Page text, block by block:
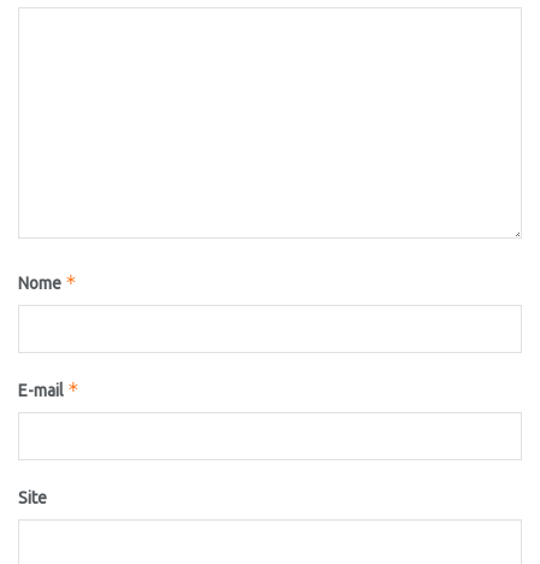
Nome *
E-mail *
Site